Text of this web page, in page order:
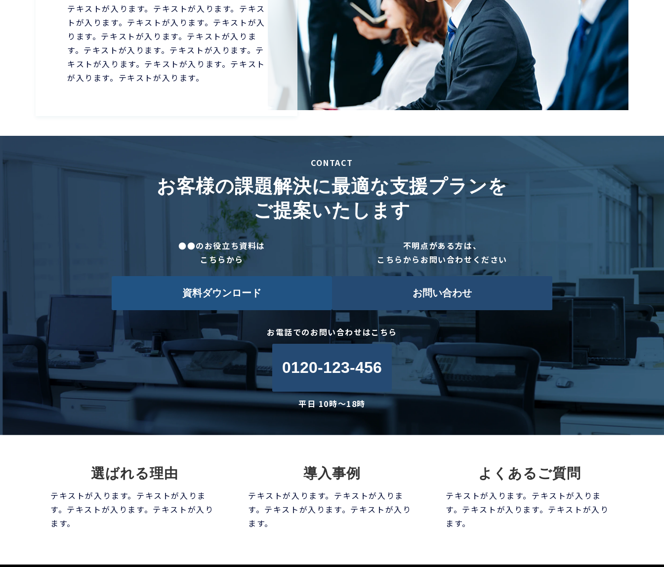
テキストが入ります。テキストが入ります。テキス
トが入ります。テキストが入ります。テキストが入
ります。テキストが入ります。テキストが入りま
す。テキストが入ります。テキストが入ります。テ
キストが入ります。テキストが入ります。テキスト
が入ります。テキストが入ります。
CONTACT
お客様の課題解決に最適な支援プランを
ご提案いたします
●●のお役立ち資料は
こちらから
資料ダウンロード
不明点がある方は、
こちらからお問い合わせください
お問い合わせ
お電話でのお問い合わせはこちら
0120-123-456
平日 10時～18時
選ばれる理由
テキストが入ります。テキストが入りま
す。テキストが入ります。テキストが入り
ます。
導入事例
テキストが入ります。テキストが入りま
す。テキストが入ります。テキストが入り
ます。
よくあるご質問
テキストが入ります。テキストが入りま
す。テキストが入ります。テキストが入り
ます。